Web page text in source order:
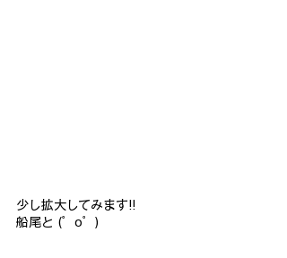
少し拡大してみます!!
船尾と (゜o゜)